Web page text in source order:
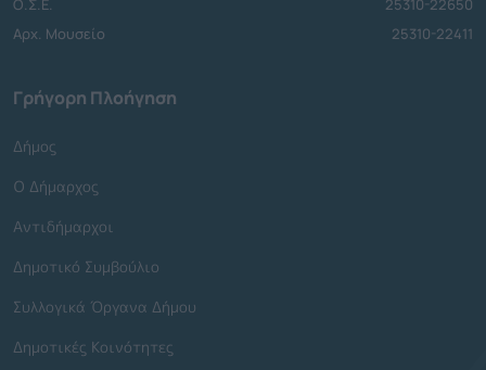
Ο.Σ.Ε.
25310-22650
Αρχ. Μουσείο
25310-22411
Γρήγορη Πλοήγηση
Δήμος
Ο Δήμαρχος
Αντιδήμαρχοι
Δημοτικό Συμβούλιο
Συλλογικά Όργανα Δήμου
Δημοτικές Κοινότητες